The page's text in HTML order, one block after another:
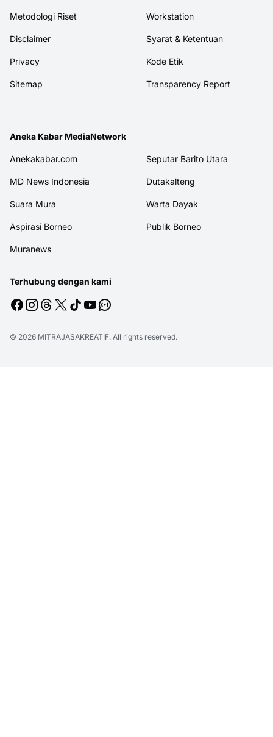
Metodologi Riset Workstation
Disclaimer Syarat & Ketentuan
Privacy Kode Etik
Sitemap Transparency Report
Aneka Kabar MediaNetwork
Anekakabar.com Seputar Barito Utara
MD News Indonesia Dutakalteng
Suara Mura Warta Dayak
Aspirasi Borneo Publik Borneo
Muranews
Terhubung dengan kami
© 2026 MITRAJASAKREATIF. All rights reserved.